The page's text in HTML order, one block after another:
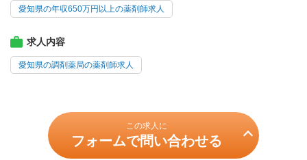
愛知県の年収650万円以上の薬剤師求人
求人内容
愛知県の調剤薬局の薬剤師求人
この求人に
フォームで問い合わせる